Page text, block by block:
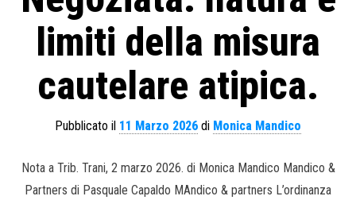
limiti della misura
cautelare atipica.
Pubblicato il 11 Marzo 2026 di Monica Mandico
Nota a Trib. Trani, 2 marzo 2026. di Monica Mandico Mandico &
Partners di Pasquale Capaldo MAndico & partners L’ordinanza